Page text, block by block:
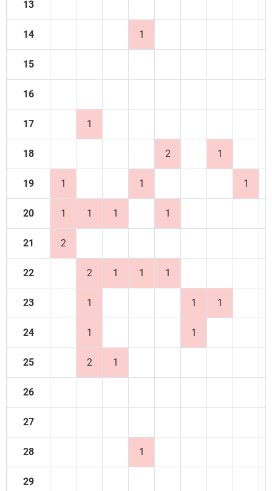
13
14 1
15
16
17 1
18 2 1
19 1 1 1
20 1 1 1 1
21 2
22 2 1 1 1
23 1 1 1
24 1 1
25 2 1
26
27
28 1
29